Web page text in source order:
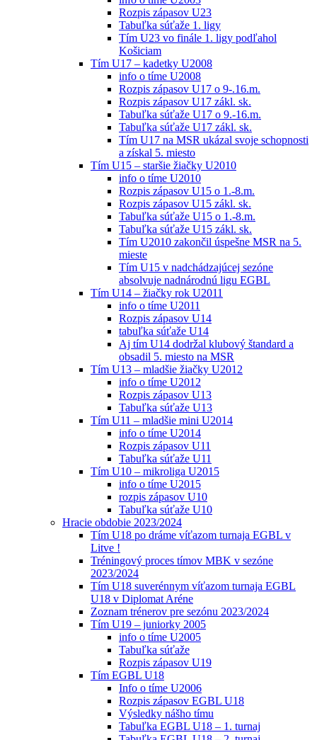
Rozpis zápasov U23
Tabuľka súťaže 1. ligy
Tím U23 vo finále 1. ligy podľahol
Košiciam
Tím U17 – kadetky U2008
info o tíme U2008
Rozpis zápasov U17 o 9-.16.m.
Rozpis zápasov U17 zákl. sk.
Tabuľka súťaže U17 o 9.-16.m.
Tabuľka súťaže U17 zákl. sk.
Tím U17 na MSR ukázal svoje schopnosti
a získal 5. miesto
Tím U15 – staršie žiačky U2010
info o tíme U2010
Rozpis zápasov U15 o 1.-8.m.
Rozpis zápasov U15 zákl. sk.
Tabuľka súťaže U15 o 1.-8.m.
Tabuľka súťaže U15 zákl. sk.
Tím U2010 zakončil úspešne MSR na 5.
mieste
Tím U15 v nadchádzajúcej sezóne
absolvuje nadnárodnú ligu EGBL
Tím U14 – žiačky rok U2011
info o tíme U2011
Rozpis zápasov U14
tabuľka súťaže U14
Aj tím U14 dodržal klubový štandard a
obsadil 5. miesto na MSR
Tím U13 – mladšie žiačky U2012
info o tíme U2012
Rozpis zápasov U13
Tabuľka súťaže U13
Tím U11 – mladšie mini U2014
info o tíme U2014
Rozpis zápasov U11
Tabuľka súťaže U11
Tím U10 – mikroliga U2015
info o tíme U2015
rozpis zápasov U10
Tabuľka súťaže U10
Hracie obdobie 2023/2024
Tím U18 po dráme víťazom turnaja EGBL v
Litve !
Tréningový proces tímov MBK v sezóne
2023/2024
Tím U18 suverénnym víťazom turnaja EGBL
U18 v Diplomat Aréne
Zoznam trénerov pre sezónu 2023/2024
Tím U19 – juniorky 2005
info o tíme U2005
Tabuľka súťaže
Rozpis zápasov U19
Tím EGBL U18
Info o tíme U2006
Rozpis zápasov EGBL U18
Výsledky nášho tímu
Tabuľka EGBL U18 – 1. turnaj